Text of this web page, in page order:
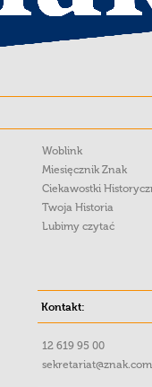
Woblink
Miesięcznik Znak
Ciekawostki
Twoja Historia
Lubimy czytać
Kontakt:
12 619 95 00